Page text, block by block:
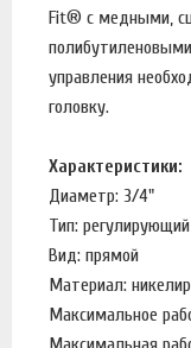
Fit® с медными,
управления
головку.
Характеристики:
Диаметр: 3/4"
Тип: регулирующий
Вид: прямой
Материал:
Максимальное